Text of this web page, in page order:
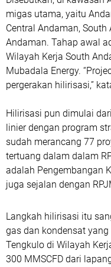
migas utama, yaitu
Central Andaman,
Andaman. Tahap awal
Wilayah Kerja South
Mubadala Energy.
pergerakan hilirisasi,”
Hilirisasi pun dimulai
linier dengan program
sudah merancang 77
tertuang dalam dalam
adalah Pengembangan
juga sejalan dengan
Langkah hilirisasi itu
gas dan kondensat
Tengkulo di Wilayah
300 MMSCFD dari